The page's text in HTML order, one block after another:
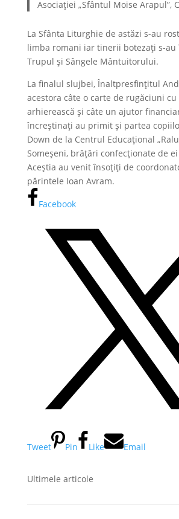
Asociației „Sfântul Moise Arapul”,
La Sfânta Liturghie de astăzi s-au
limba romani iar tinerii botezați s-au
Trupul și Sângele Mântuitorului.
La finalul slujbei, Înaltpresfințitul
acestora câte o carte de rugăciuni
arhierească și câte un ajutor
încreștinați au primit și partea
Down de la Centrul Educațional
Someșeni, brățări confecționate de
Aceștia au venit însoțiți de
părintele Ioan Avram.
Facebook
Tweet Pin Like Email
Ultimele articole